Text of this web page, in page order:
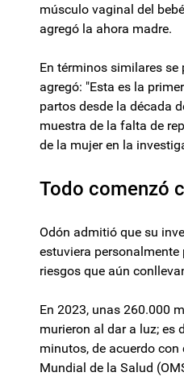
músculo vaginal del
agregó la ahora madre.
En términos similares
agregó: "Esta es la
partos desde la década
muestra de la falta de
de la mujer en la
Todo comenzó
Odón admitió que su
estuviera
riesgos que aún
En 2023, unas 260.000
murieron al dar a luz; es
minutos, de acuerdo
Mundial de la Salud